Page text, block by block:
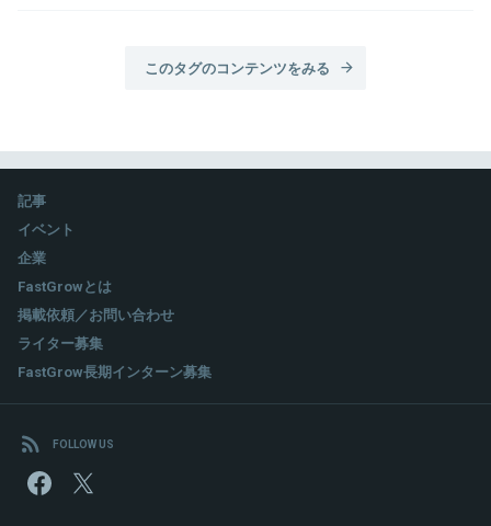
このタグのコンテンツをみる
記事
イベント
企業
FastGrowとは
掲載依頼／お問い合わせ
ライター募集
FastGrow長期インターン募集
FOLLOW US